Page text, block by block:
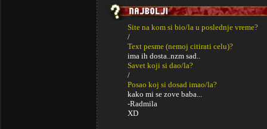
Site na kom si bio/la u poslednje vreme?
/
Text pesme (nemoj citirati celu)?
ima ih dosta..nzm sad..
Savet koji si dao/la?
/
Posao koj si dosad imao/la?
kako mi se zove baba...
-Radmila
XD